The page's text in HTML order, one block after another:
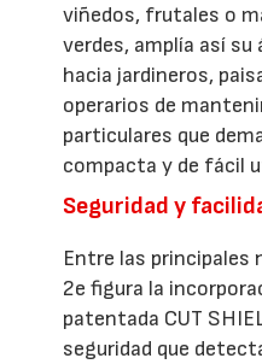
viñedos, frutales o
verdes, amplía así
hacia jardineros,
operarios de
particulares que
compacta y de fácil
Seguridad y
Entre las principales
2e figura la
patentada CUT
seguridad que